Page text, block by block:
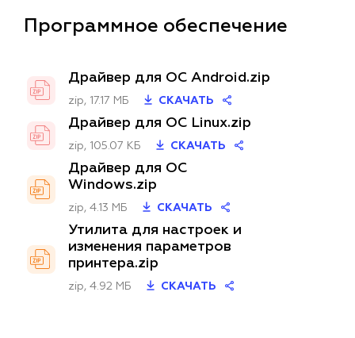
Программное обеспечение
Драйвер для ОС Android.zip
zip, 17.17 МБ СКАЧАТЬ
Драйвер для ОС Linux.zip
zip, 105.07 КБ СКАЧАТЬ
Драйвер для ОС
Windows.zip
zip, 4.13 МБ СКАЧАТЬ
Утилита для настроек и
изменения параметров
принтера.zip
zip, 4.92 МБ СКАЧАТЬ